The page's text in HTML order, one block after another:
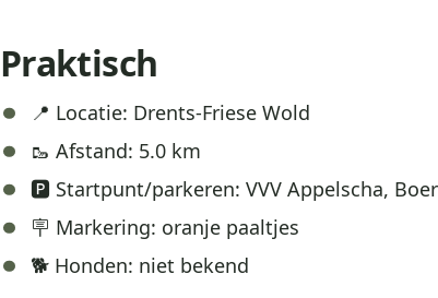
Praktisch
📍 Locatie: Drents-Friese Wold
🥾 Afstand: 5.0 km
🅿️ Startpunt/parkeren: VVV Appelscha,
🪧 Markering: oranje paaltjes
🐕 Honden: niet bekend